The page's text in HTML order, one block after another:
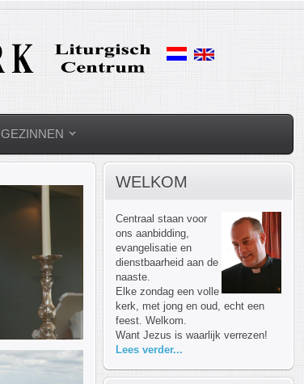
GEZINNEN
WELKOM
Centraal staan voor
ons aanbidding,
evangelisatie en
dienstbaarheid aan de
naaste.
Elke zondag een volle
kerk, met jong en oud, echt een
feest. Welkom.
Want Jezus is waarlijk verrezen!
Lees verder...